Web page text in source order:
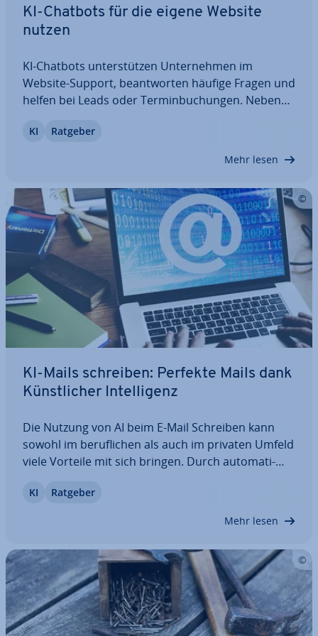
KI-Chatbots für die eigene Website
nutzen
KI-Chatbots un­ter­stüt­zen Un­ter­neh­men im
Website-Support, be­ant­wor­ten häufige Fragen und
helfen bei Leads oder Ter­min­bu­chun­gen. Neben
auch fertige No-Code-Lösungen, die sich schnell in
KI Ratgeber
Mehr lesen
KI-Mails schreiben: Perfekte Mails dank
Künst­li­cher In­tel­li­genz
Die Nutzung von AI beim E-Mail Schreiben kann
sowohl im be­ruf­li­chen als auch im privaten Umfeld
viele Vorteile mit sich bringen. Durch au­to­ma­ti­
Schreib­pro­zess be­schleu­nigt und die Qualität der
KI Ratgeber
Mehr lesen